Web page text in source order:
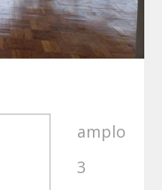
amplo
3